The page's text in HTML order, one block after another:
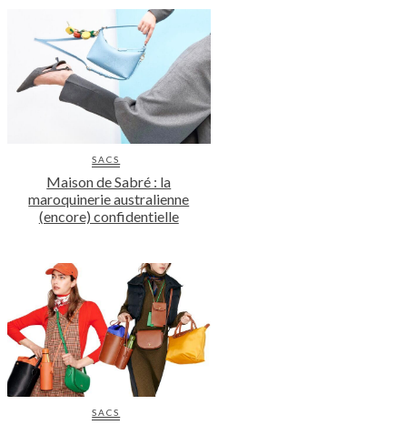
SACS
Maison de Sabré : la
maroquinerie australienne
(encore) confidentielle
SACS